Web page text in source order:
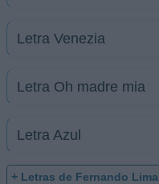
Letra Venezia
Letra Oh madre mia
Letra Azul
+ Letras de Fernando Lima